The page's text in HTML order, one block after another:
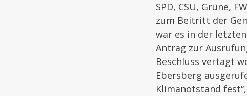
SPD, CSU, Grüne,
zum Beitritt der
war es in der
Antrag zur
Beschluss vertagt
Ebersberg
Klimanotstand